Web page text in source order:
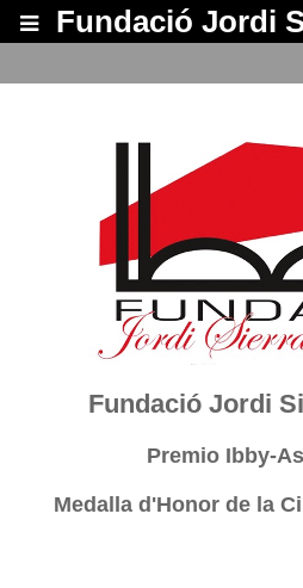
Web Oficial de la Fundació '
Fundació Jordi
Premio Ibby-
Medalla d'Honor de la
Fundació Jordi